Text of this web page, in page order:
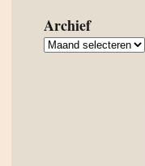
Archief
Archief